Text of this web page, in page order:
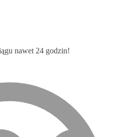
nawet 24 godzin!